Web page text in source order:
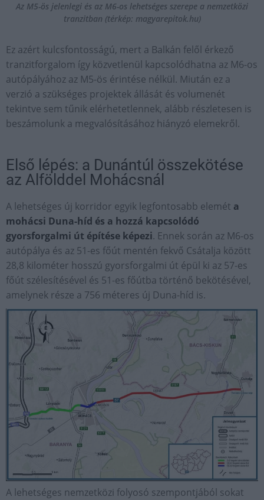
Az M5-ös jelenlegi és az M6-os lehetséges szerepe a nemzetközi
tranzitban (térkép: magyarepitok.hu)
Ez azért kulcsfontosságú, mert a Balkán felől érkező
tranzitforgalom így közvetlenül kapcsolódhatna az M6-os
autópályához az M5-ös érintése nélkül. Miután ez a
verzió a szükséges projektek állását és volumenét
tekintve sem tűnik elérhetetlennek, alább részletesen is
beszámolunk a megvalósításához hiányzó elemekről.
Első lépés: a Dunántúl összekötése
az Alfölddel Mohácsnál
A lehetséges új korridor egyik legfontosabb elemét a
mohácsi Duna-híd és a hozzá kapcsolódó
gyorsforgalmi út építése képezi. Ennek során az M6-os
autópálya és az 51-es főút mentén fekvő Csátalja között
28,8 kilométer hosszú gyorsforgalmi út épül ki az 57-es
főút szélesítésével és 51-es főútba történő bekötésével,
amelynek része a 756 méteres új Duna-híd is.
A lehetséges nemzetközi folyosó szempontjából sokat